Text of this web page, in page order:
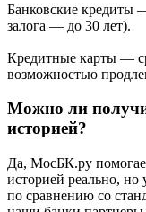
Банковские кредиты
залога — до 30 лет).
Кредитные карты —
возможностью
Можно ли
историей?
Да, МосБК.ру
историей реально,
по сравнению со